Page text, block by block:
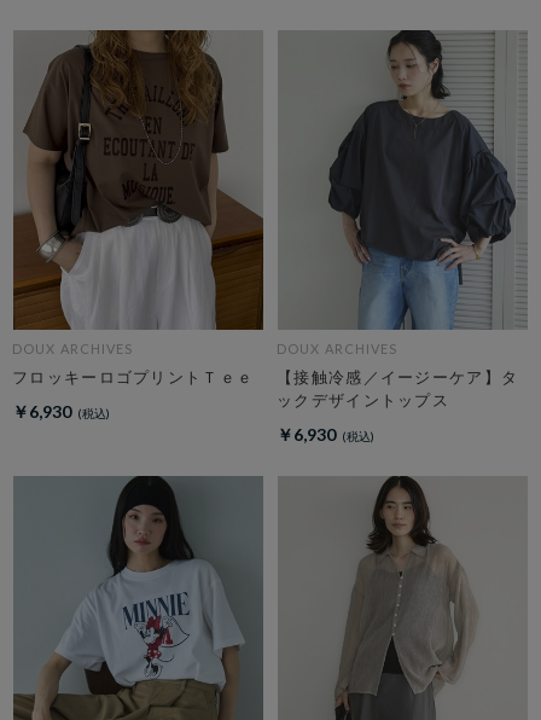
DOUX ARCHIVES
フロッキーロゴプリントＴｅｅ
￥6,930
DOUX ARCHIVES
【接触冷感／イージーケア】タ
ックデザイントップス
￥6,930